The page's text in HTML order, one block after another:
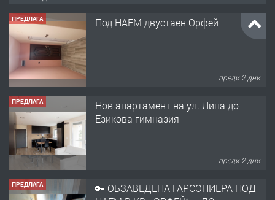
ПРЕДЛАГА Под НАЕМ двустаен Орфей
преди 2 дни
ПРЕДЛАГА
Нов апартамент на ул. Липа до
Езикова гимназия
преди 2 дни
ПРЕДЛАГА
🔑 ОБЗАВЕДЕНА ГАРСОНИЕРА ПОД